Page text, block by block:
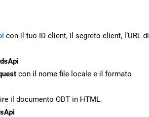
con il tuo ID client, il segreto client, l’URL di
con il nome file locale e il formato
il documento ODT in HTML.